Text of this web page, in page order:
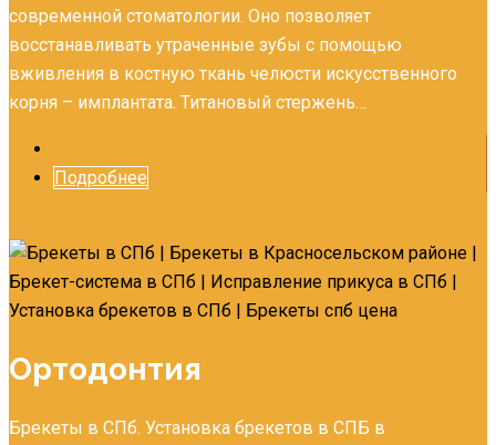
современной стоматологии. Оно позволяет
восстанавливать утраченные зубы с помощью
вживления в костную ткань челюсти искусственного
корня – имплантата. Титановый стержень…
Подробнее
Ортодонтия
Брекеты в СПб. Установка брекетов в СПБ в